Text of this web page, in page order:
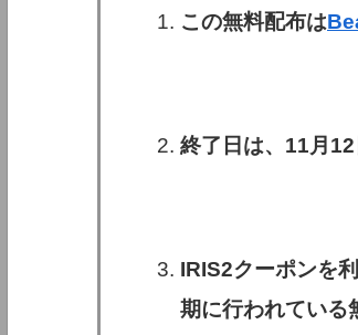
この無料配布は
終了日は、11月
IRIS2クーポンを
期に行われてい